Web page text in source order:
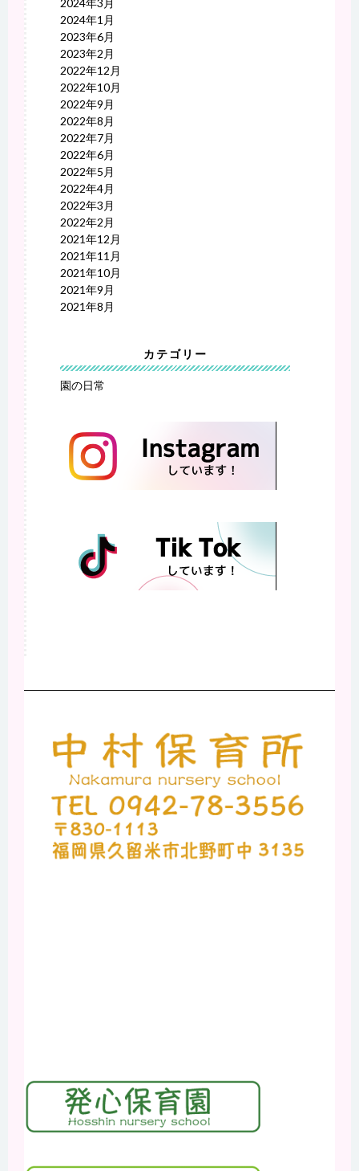
2024年3月
2024年1月
2023年6月
2023年2月
2022年12月
2022年10月
2022年9月
2022年8月
2022年7月
2022年6月
2022年5月
2022年4月
2022年3月
2022年2月
2021年12月
2021年11月
2021年10月
2021年9月
2021年8月
カテゴリー
園の日常